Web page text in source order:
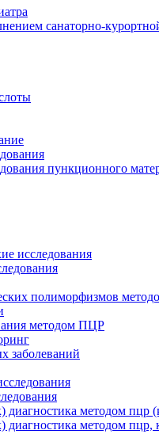
санаторно-
пункционного
исследования
полиморфизмов
методом ПЦР
заболеваний
диагностика методом пцр
диагностика методом пцр,